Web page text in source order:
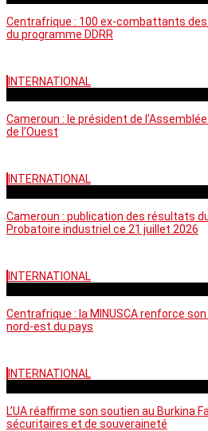
Centrafrique : 100 ex-combattants
du programme DDRR
INTERNATIONAL
Cameroun : le président de
de l’Ouest
INTERNATIONAL
Cameroun : publication des résultats
Probatoire industriel ce 21 juillet 2026
INTERNATIONAL
Centrafrique : la MINUSCA renforce
nord-est du pays
INTERNATIONAL
L’UA réaffirme son soutien au Burkina
sécuritaires et de souveraineté